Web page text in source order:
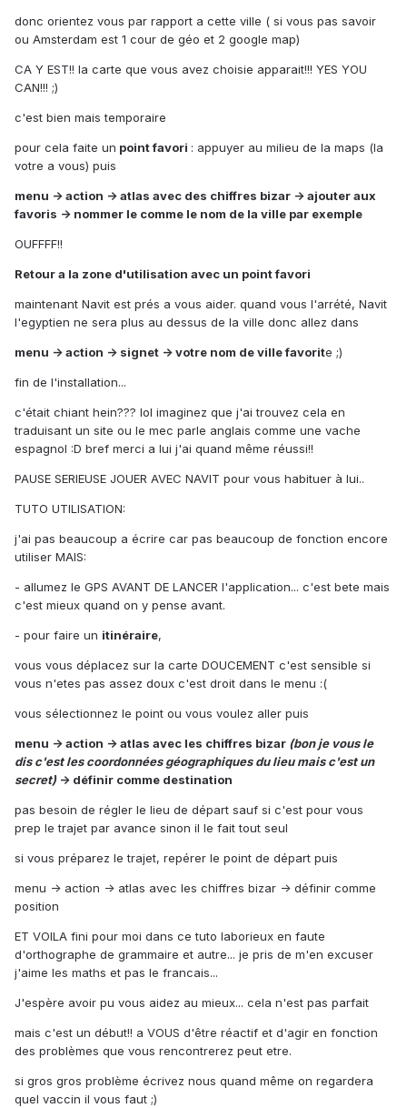
donc orientez vous par rapport a cette ville ( si vous pas savoir
ou Amsterdam est 1 cour de géo et 2 google map)
CA Y EST!! la carte que vous avez choisie apparait!!! YES YOU
CAN!!! ;)
c'est bien mais temporaire
pour cela faite un point favori : appuyer au milieu de la maps (la
votre a vous) puis
menu -> action -> atlas avec des chiffres bizar -> ajouter aux
favoris -> nommer le comme le nom de la ville par exemple
OUFFFF!!
Retour a la zone d'utilisation avec un point favori
maintenant Navit est prés a vous aider. quand vous l'arrété, Navit
l'egyptien ne sera plus au dessus de la ville donc allez dans
menu -> action -> signet -> votre nom de ville favorite ;)
fin de l'installation...
c'était chiant hein??? lol imaginez que j'ai trouvez cela en
traduisant un site ou le mec parle anglais comme une vache
espagnol :D bref merci a lui j'ai quand même réussi!!
PAUSE SERIEUSE JOUER AVEC NAVIT pour vous habituer à lui..
TUTO UTILISATION:
j'ai pas beaucoup a écrire car pas beaucoup de fonction encore
utiliser MAIS:
- allumez le GPS AVANT DE LANCER l'application... c'est bete mais
c'est mieux quand on y pense avant.
- pour faire un itinéraire,
vous vous déplacez sur la carte DOUCEMENT c'est sensible si
vous n'etes pas assez doux c'est droit dans le menu :(
vous sélectionnez le point ou vous voulez aller puis
menu -> action -> atlas avec les chiffres bizar (bon je vous le
dis c'est les coordonnées géographiques du lieu mais c'est un
secret)-> définir comme destination
pas besoin de régler le lieu de départ sauf si c'est pour vous
prep le trajet par avance sinon il le fait tout seul
si vous préparez le trajet, repérer le point de départ puis
menu -> action -> atlas avec les chiffres bizar -> définir comme
position
ET VOILA fini pour moi dans ce tuto laborieux en faute
d'orthographe de grammaire et autre... je pris de m'en excuser
j'aime les maths et pas le francais...
J'espère avoir pu vous aidez au mieux... cela n'est pas parfait
mais c'est un début!! a VOUS d'être réactif et d'agir en fonction
des problèmes que vous rencontrerez peut etre.
si gros gros problème écrivez nous quand même on regardera
quel vaccin il vous faut ;)